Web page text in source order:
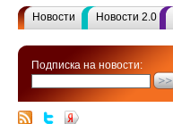
Новости Новости 2.0
Подписка на новости: